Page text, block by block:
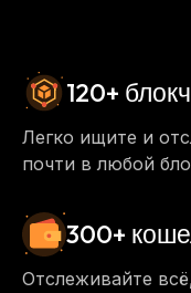
120+
Легко ищите и
почти в любой
300+
Отслеживайте